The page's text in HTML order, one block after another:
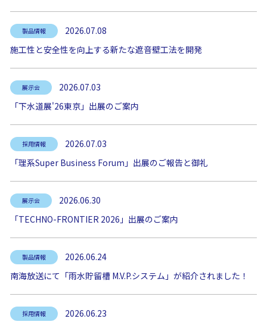
2026.07.08
製品情報
施工性と安全性を向上する新たな遮音壁工法を開発
2026.07.03
展示会
「下水道展'26東京」出展のご案内
2026.07.03
採用情報
「理系Super Business Forum」出展のご報告と御礼
2026.06.30
展示会
「TECHNO-FRONTIER 2026」出展のご案内
2026.06.24
製品情報
南海放送にて「雨水貯留槽 M.V.P.システム」が紹介されました！
2026.06.23
採用情報